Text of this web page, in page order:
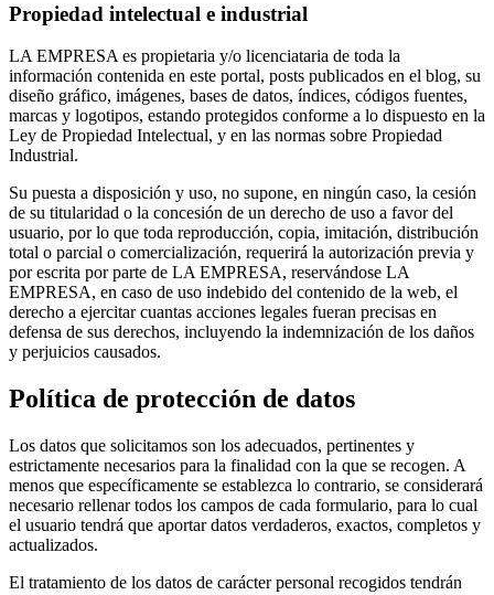
Propiedad intelectual e industrial
LA EMPRESA es propietaria y/o licenciataria de toda la
información contenida en este portal, posts publicados en el blog, su
diseño gráfico, imágenes, bases de datos, índices, códigos fuentes,
marcas y logotipos, estando protegidos conforme a lo dispuesto en la
Ley de Propiedad Intelectual, y en las normas sobre Propiedad
Industrial.
Su puesta a disposición y uso, no supone, en ningún caso, la cesión
de su titularidad o la concesión de un derecho de uso a favor del
usuario, por lo que toda reproducción, copia, imitación, distribución
total o parcial o comercialización, requerirá la autorización previa y
por escrita por parte de LA EMPRESA, reservándose LA
EMPRESA, en caso de uso indebido del contenido de la web, el
derecho a ejercitar cuantas acciones legales fueran precisas en
defensa de sus derechos, incluyendo la indemnización de los daños
y perjuicios causados.
Política de protección de datos
Los datos que solicitamos son los adecuados, pertinentes y
estrictamente necesarios para la finalidad con la que se recogen. A
menos que específicamente se establezca lo contrario, se considerará
necesario rellenar todos los campos de cada formulario, para lo cual
el usuario tendrá que aportar datos verdaderos, exactos, completos y
actualizados.
El tratamiento de los datos de carácter personal recogidos tendrán